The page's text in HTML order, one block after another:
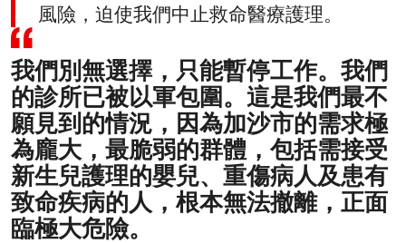
風險，迫使我們中止救命醫療護理。
我們別無選擇，只能暫停工作。我們
的診所已被以軍包圍。這是我們最不
願見到的情況，因為加沙市的需求極
為龐大，最脆弱的群體，包括需接受
新生兒護理的嬰兒、重傷病人及患有
致命疾病的人，根本無法撤離，正面
臨極大危險。